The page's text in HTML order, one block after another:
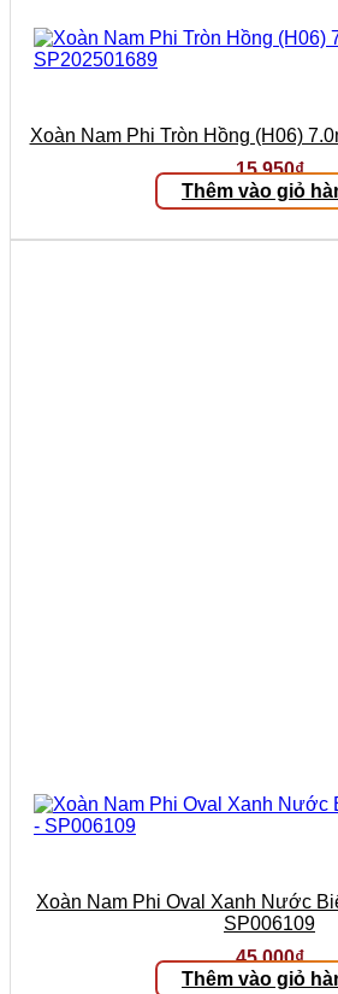
Xoàn Nam Phi Tròn Hồng (H06)
15.950₫
Thêm vào giỏ
Xoàn Nam Phi Oval Xanh Nước
SP006109
45.000₫
Thêm vào giỏ